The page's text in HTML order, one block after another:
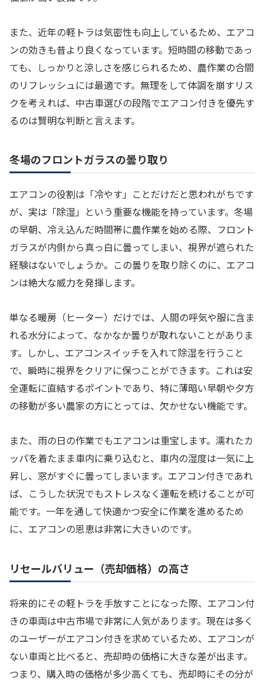
また、近年の軽トラは気密性も向上しているため、エアコ
ンの効きも昔より良くなっています。短時間の移動であっ
ても、しっかりと涼しさを感じられるため、農作業の合間
のリフレッシュには最適です。無理をして体調を崩すリス
クを考えれば、中古車選びの段階でエアコン付きを優先す
るのは賢明な判断と言えます。
冬場のフロントガラスの曇り取り
エアコンの役割は「冷やす」ことだけだと思われがちです
が、実は「除湿」という重要な機能を持っています。冬場
の早朝、冷え込んだ時間帯に農作業を始める際、フロント
ガラスが内側から真っ白に曇ってしまい、視界が遮られた
経験はないでしょうか。この曇りを取り除くのに、エアコ
ンは絶大な威力を発揮します。
単なる暖房（ヒーター）だけでは、人間の呼気や服に含ま
れる水分によって、なかなか曇りが取れないことがありま
す。しかし、エアコンスイッチを入れて除湿を行うこと
で、瞬時に視界をクリアに保つことができます。これは安
全運転に直結するポイントであり、特に薄暗い早朝や夕方
の移動が多い農家の方にとっては、欠かせない機能です。
また、雨の日の作業でもエアコンは重宝します。濡れたカ
ッパを着たまま車内に乗り込むと、車内の湿度は一気に上
昇し、窓がすぐに曇ってしまいます。エアコン付きであれ
ば、こうした状況でもストレスなく運転を続けることが可
能です。一年を通して快適かつ安全に作業を進めるため
に、エアコンの恩恵は非常に大きいのです。
リセールバリュー（売却価格）の高さ
将来的にその軽トラを手放すことになった際、エアコン付
きの車両は中古市場で非常に人気があります。現在は多く
のユーザーがエアコン付きを求めているため、エアコンが
ない車両と比べると、売却時の価格に大きな差が出ます。
つまり、購入時の価格が多少高くても、売却時にその分が